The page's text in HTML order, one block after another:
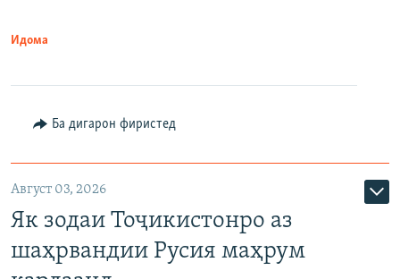
Идома
Ба дигарон фиристед
Август 03, 2026
Як зодаи Тоҷикистонро аз
шаҳрвандии Русия маҳрум